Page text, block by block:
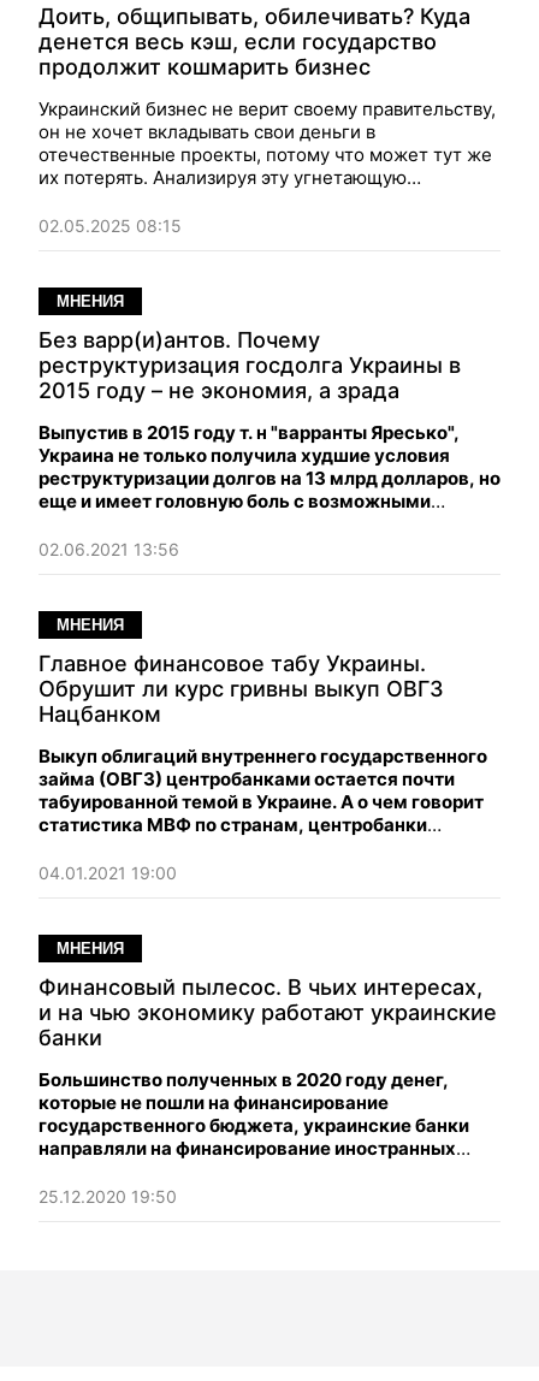
Доить, общипывать, обилечивать? Куда
денется весь кэш, если государство
продолжит кошмарить бизнес
Украинский бизнес не верит своему правительству,
он не хочет вкладывать свои деньги в
отечественные проекты, потому что может тут же
их потерять. Анализируя эту угнетающую
Паращий показывает, какие огромные деньги
теряет на этом государство.
02.05.2025 08:15
МНЕНИЯ
Без варр(и)антов. Почему
реструктуризация госдолга Украины в
2015 году – не экономия, а зрада
Выпустив в 2015 году т. н "варранты Яресько",
Украина не только получила худшие условия
реструктуризации долгов на 13 млрд долларов, но
еще и имеет головную боль с возможными
02.06.2021 13:56
МНЕНИЯ
Главное финансовое табу Украины.
Обрушит ли курс гривны выкуп ОВГЗ
Нацбанком
Выкуп облигаций внутреннего государственного
займа (ОВГЗ) центробанками остается почти
табуированной темой в Украине. А о чем говорит
статистика МВФ по странам, центробанки
04.01.2021 19:00
МНЕНИЯ
Финансовый пылесос. В чьих интересах,
и на чью экономику работают украинские
банки
Большинство полученных в 2020 году денег,
которые не пошли на финансирование
государственного бюджета, украинские банки
направляли на финансирование иностранных
банки за 10 месяцев 2020 года
"профинансировали" международную экономику
25.12.2020 19:50